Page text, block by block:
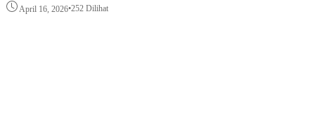
April 16, 2026•252 Dilihat